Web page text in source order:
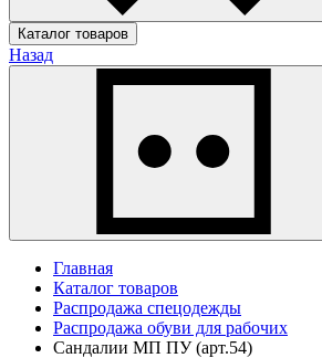
Каталог товаров
Назад
Главная
Каталог товаров
Распродажа спецодежды
Распродажа обуви для рабочих
Сандалии МП ПУ (арт.54)